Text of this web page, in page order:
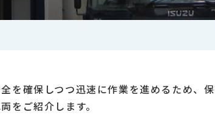
を確保しつつ迅速に作業を進めるため、保
をご紹介します。